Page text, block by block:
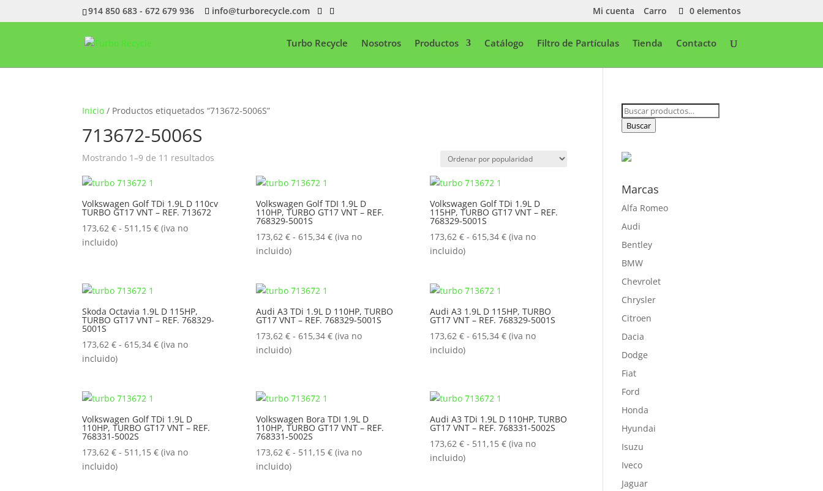
914 850 683 - 672 679 936 info@turborecycle.com Mi cuenta Carro 0 elementos
Turbo Recycle Nosotros Productos Catálogo Filtro de Partículas Tienda Contacto
Inicio / Productos etiquetados “713672-5006S”
713672-5006S
Mostrando 1–9 de 11 resultados
popularidad
Volkswagen Golf TDi 1.9L D 110cv
TURBO GT17 VNT – REF. 713672
173,62€ - 511,15€Rango
511,15 €
(iva no
incluido)
Volkswagen Golf TDI 1.9L D
110HP, TURBO GT17 VNT – REF.
768329-5001S
173,62 € - 615,34 €Rango
hasta
615,34 €
(iva no
incluido)
Volkswagen Golf TDi 1.9L D
115HP, TURBO GT17 VNT – REF.
768329-5001S
173,62 € - 615,34 €Rango
hasta
615,34 €
(iva no
incluido)
Skoda Octavia 1.9L D 115HP,
TURBO GT17 VNT – REF. 768329-
5001S
173,62€ - 615,34€Rango
hasta
615,34 €
(iva no
incluido)
Audi A3 TDi 1.9L D 110HP, TURBO
GT17 VNT – REF. 768329-5001S
173,62 € - 615,34 €Rango
615,34 €
(iva no
incluido)
Audi A3 1.9L D 115HP, TURBO
GT17 VNT – REF. 768329-5001S
173,62 € - 615,34 €Rango
615,34 €
(iva no
incluido)
Volkswagen Golf TDi 1.9L D
110HP, TURBO GT17 VNT – REF.
768331-5002S
173,62€ - 511,15€Rango
(iva no
incluido)
Volkswagen Bora TDI 1.9L D
110HP, TURBO GT17 VNT – REF.
768331-5002S
173,62 € - 511,15 €Rango
(iva no
incluido)
Audi A3 TDi 1.9L D 110HP, TURBO
GT17 VNT – REF. 768331-5002S
173,62 € - 511,15 €Rango
(iva no
incluido)
Buscar
por:
Buscar
Marcas
Alfa Romeo
Audi
Bentley
BMW
Chevrolet
Chrysler
Citroen
Dacia
Dodge
Fiat
Ford
Honda
Hyundai
Isuzu
Iveco
Jaguar